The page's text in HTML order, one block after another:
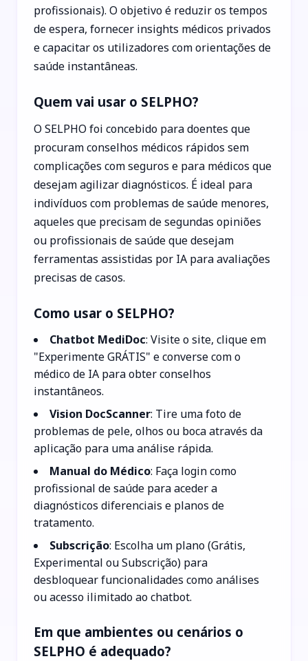
profissionais). O objetivo é reduzir os tempos
de espera, fornecer insights médicos privados
e capacitar os utilizadores com orientações de
saúde instantâneas.
Quem vai usar o SELPHO?
O SELPHO foi concebido para doentes que
procuram conselhos médicos rápidos sem
complicações com seguros e para médicos que
desejam agilizar diagnósticos. É ideal para
indivíduos com problemas de saúde menores,
aqueles que precisam de segundas opiniões
ou profissionais de saúde que desejam
ferramentas assistidas por IA para avaliações
precisas de casos.
Como usar o SELPHO?
Chatbot MediDoc: Visite o site, clique em
"Experimente GRÁTIS" e converse com o
médico de IA para obter conselhos
instantâneos.
Vision DocScanner: Tire uma foto de
problemas de pele, olhos ou boca através da
aplicação para uma análise rápida.
Manual do Médico: Faça login como
profissional de saúde para aceder a
diagnósticos diferenciais e planos de
tratamento.
Subscrição: Escolha um plano (Grátis,
Experimental ou Subscrição) para
desbloquear funcionalidades como análises
ou acesso ilimitado ao chatbot.
Em que ambientes ou cenários o
SELPHO é adequado?